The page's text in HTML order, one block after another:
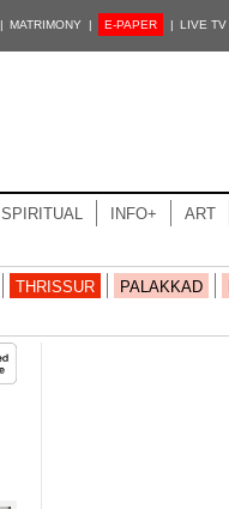
MATRIMONY | E-PAPER | LIVE TV
SPIRITUAL INFO+ ART
THRISSUR PALAKKAD